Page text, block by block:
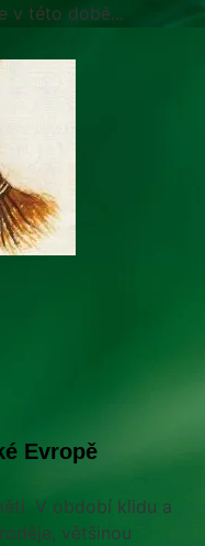
v této době...
Evropě
V období klidu a
většinou